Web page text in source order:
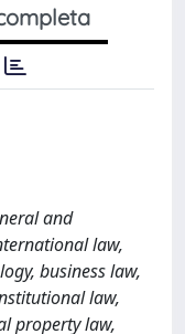
and
law,
business law,
law,
property law,